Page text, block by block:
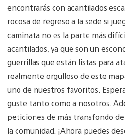
encontrarás con acantilados
rocosa de regreso a la sede si
caminata no es la parte más
acantilados, ya que son un
guerrillas que están listas para
realmente orgulloso de este
uno de nuestros favoritos.
guste tanto como a nosotros.
peticiones de más transfondo
la comunidad. ¡Ahora puedes